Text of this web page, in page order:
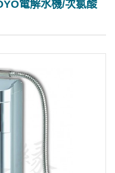
電解水機/次氯酸